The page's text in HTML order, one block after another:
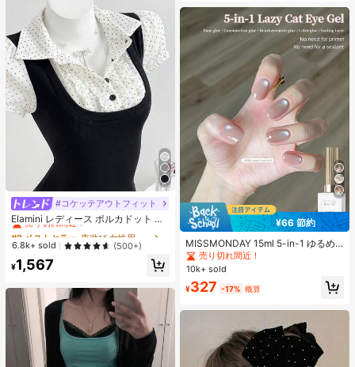
#コケッテアウトフィット
Elamini レディース ポルカドット パ
ッチワーク レーストリム 配色 ウエ
スト ショートスリーブ トップス 夏
用
#2 ベストセラー
夜遊び 女性用ブラウス
売り切れ間近！
#2 ベストセラー
売り切れ間近！
#2 ベストセラー
売り切れ間近！
#2 ベストセラー
売り切れ間近！
6.8k+ sold (500+)
¥1,567
¥66 節約
MISSMONDAY 15ml 5-in-1 ゆるめ
キャットアイジェルネイルポリッシ
ュ、ヌードピンクキャットアイ、ベ
ースコートやトップコートは不要、
UVLEDジェルネイルポリッシュ、自
宅やサロンで使用可能、女性の自宅
マニキュアギフト
売り切れ間近！
10k+ sold
¥327 -17% 概算